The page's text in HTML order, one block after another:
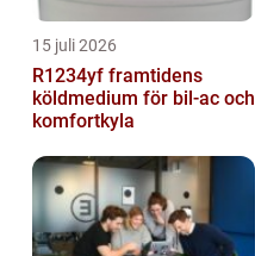
15 juli 2026
R1234yf framtidens
köldmedium för bil-ac och
komfortkyla